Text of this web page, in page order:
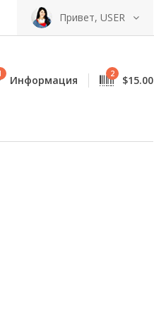
Привет, USER
Информация 2 $15.00